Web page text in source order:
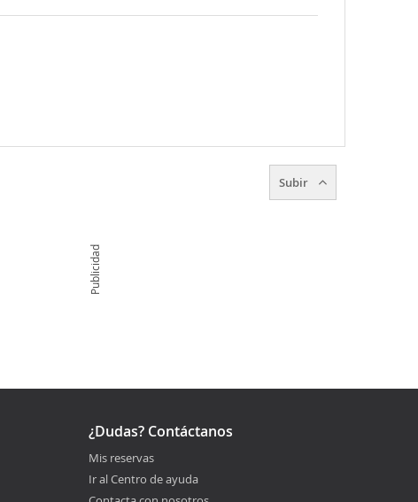
Subir
Publicidad
¿Dudas? Contáctanos
Mis reservas
Ir al Centro de ayuda